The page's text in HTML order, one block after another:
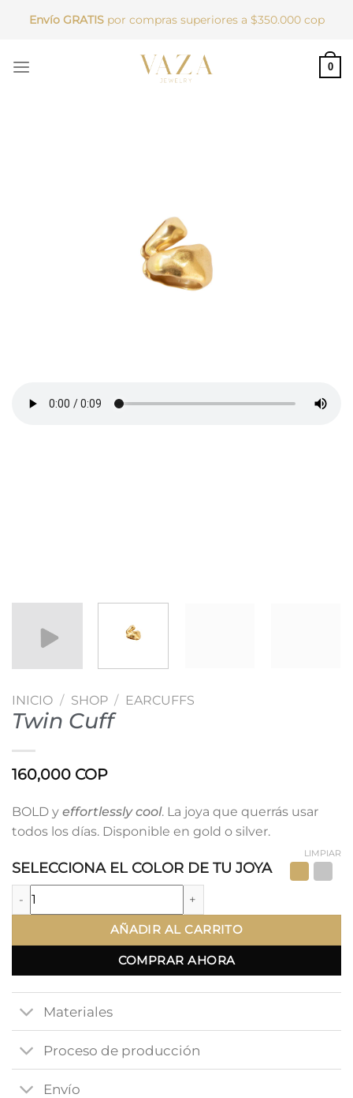
Envío GRATIS por compras superiores a $350.000 cop
0
INICIO / SHOP / EARCUFFS
Twin Cuff
160,000 COP
BOLD y effortlessly cool. La joya que querrás usar
todos los días. Disponible en gold o silver.
SELECCIONA EL COLOR DE TU JOYA
LIMPIAR
Twin Cuff cantidad
AÑADIR AL CARRITO
COMPRAR AHORA
Materiales
Proceso de producción
Envío